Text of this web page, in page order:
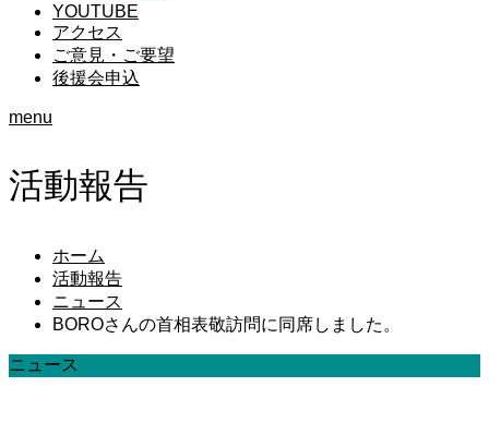
YOUTUBE
アクセス
ご意見・ご要望
後援会申込
menu
活動報告
ホーム
活動報告
ニュース
BOROさんの首相表敬訪問に同席しました。
ニュース